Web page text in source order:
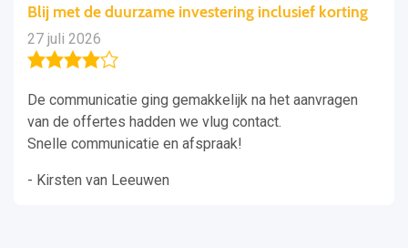
Blij met de duurzame investering inclusief korting
27 juli 2026
De communicatie ging gemakkelijk na het aanvragen
van de offertes hadden we vlug contact.
Snelle communicatie en afspraak!
- Kirsten van Leeuwen